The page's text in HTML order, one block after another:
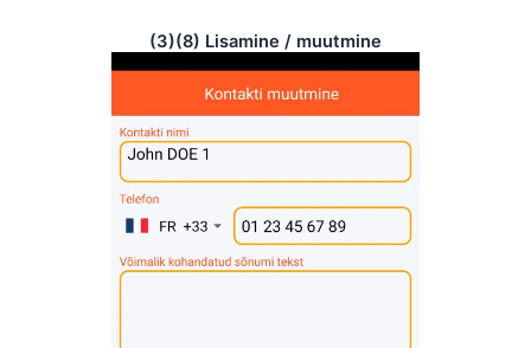
(3)(8) Lisamine / muutmine